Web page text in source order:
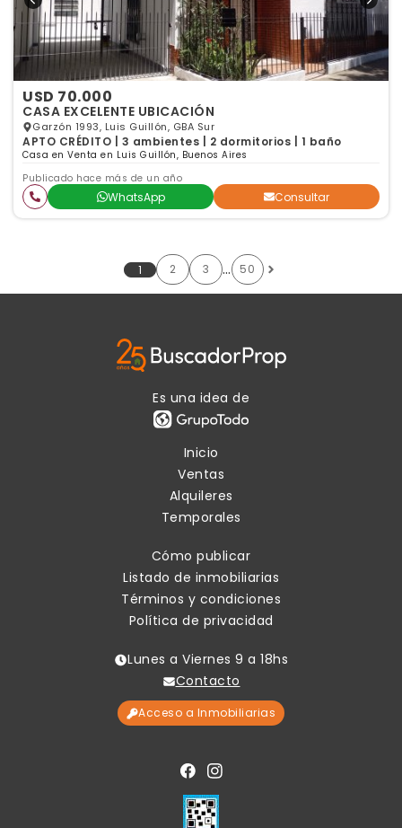
USD 70.000
CASA EXCELENTE UBICACIÓN
Garzón 1993, Luis Guillón, GBA Sur
APTO CRÉDITO | 3 ambientes | 2 dormitorios | 1 baño
Casa en Venta en Luis Guillón, Buenos Aires
Publicado hace más de un año
WhatsApp Consultar
1 2 3 … 50
Es una idea de
Inicio
Ventas
Alquileres
Temporales
Cómo publicar
Listado de inmobiliarias
Términos y condiciones
Política de privacidad
Lunes a Viernes 9 a 18hs
Contacto
Acceso a Inmobiliarias